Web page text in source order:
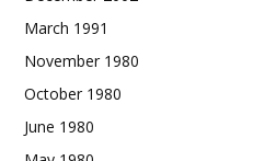
March 1991
November 1980
October 1980
June 1980